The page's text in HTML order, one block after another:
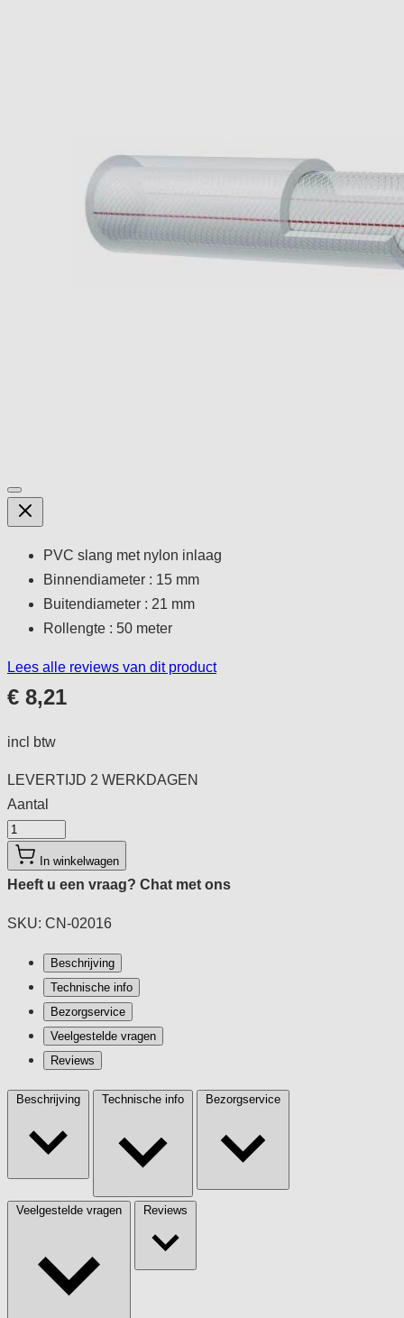
PVC slang met nylon inlaag
Binnendiameter : 15 mm
Buitendiameter : 21 mm
Rollengte : 50 meter
Lees alle reviews van dit product
€ 8,21
incl btw
LEVERTIJD 2 WERKDAGEN
Aantal
Aantal
In winkelwagen
Heeft u een vraag? Chat met ons
SKU: CN-02016
Beschrijving
Technische info
Bezorgservice
Veelgestelde vragen
Reviews
Beschrijving Technische info Bezorgservice
Veelgestelde vragen Reviews